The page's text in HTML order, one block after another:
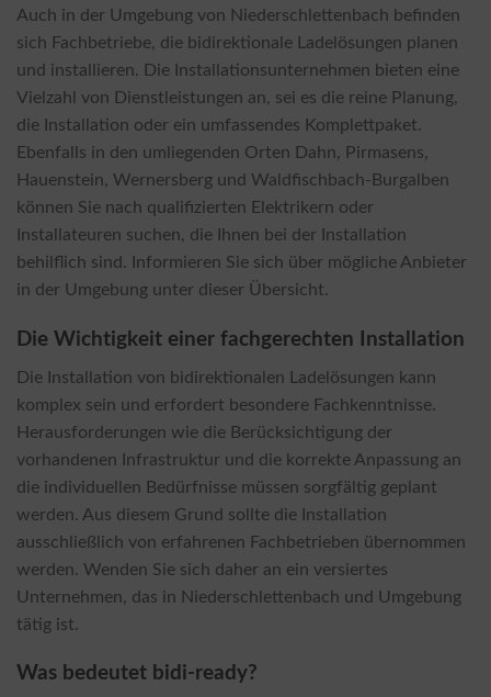
Auch in der Umgebung von Niederschlettenbach befinden
sich Fachbetriebe, die bidirektionale Ladelösungen planen
und installieren. Die Installationsunternehmen bieten eine
Vielzahl von Dienstleistungen an, sei es die reine Planung,
die Installation oder ein umfassendes Komplettpaket.
Ebenfalls in den umliegenden Orten Dahn, Pirmasens,
Hauenstein, Wernersberg und Waldfischbach-Burgalben
können Sie nach qualifizierten Elektrikern oder
Installateuren suchen, die Ihnen bei der Installation
behilflich sind. Informieren Sie sich über mögliche Anbieter
in der Umgebung unter dieser Übersicht.
Die Wichtigkeit einer fachgerechten Installation
Die Installation von bidirektionalen Ladelösungen kann
komplex sein und erfordert besondere Fachkenntnisse.
Herausforderungen wie die Berücksichtigung der
vorhandenen Infrastruktur und die korrekte Anpassung an
die individuellen Bedürfnisse müssen sorgfältig geplant
werden. Aus diesem Grund sollte die Installation
ausschließlich von erfahrenen Fachbetrieben übernommen
werden. Wenden Sie sich daher an ein versiertes
Unternehmen, das in Niederschlettenbach und Umgebung
tätig ist.
Was bedeutet bidi-ready?